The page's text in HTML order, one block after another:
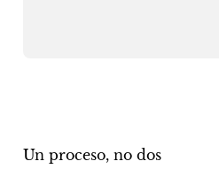
Un proceso, no dos